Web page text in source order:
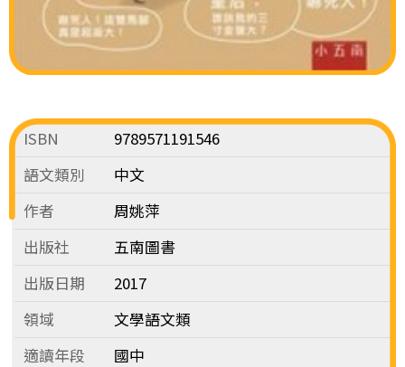
ISBN
9789571191546
語文類別
中文
作者
周姚萍
出版社
五南圖書
出版日期
2017
領域
文學語文類
適讀年段
國中